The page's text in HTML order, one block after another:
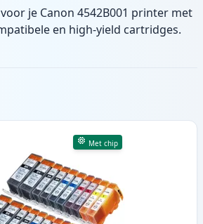
je Canon 4542B001 printer met
en high-yield cartridges.
printkwaliteit en snelle levering
Met chip